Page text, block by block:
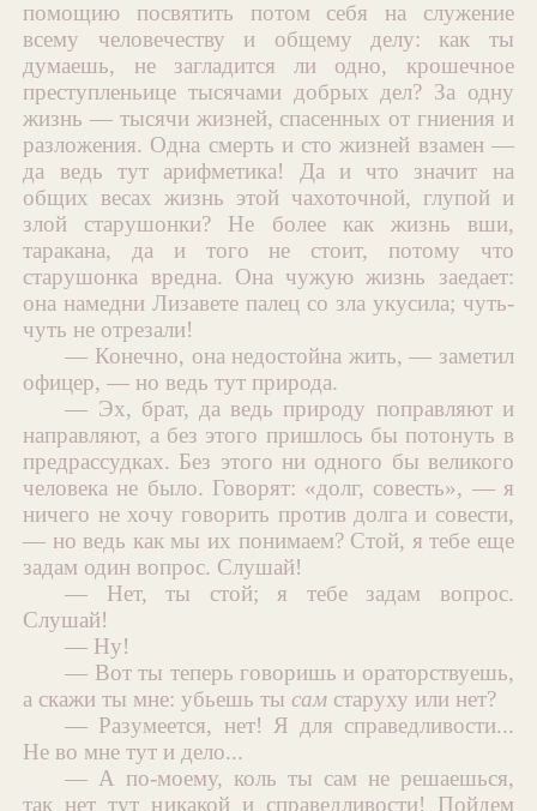
помощию посвятить потом себя на служение
всему человечеству и общему делу: как ты
думаешь, не загладится ли одно, крошечное
преступленьице тысячами добрых дел? За одну
жизнь — тысячи жизней, спасенных от гниения и
разложения. Одна смерть и сто жизней взамен —
да ведь тут арифметика! Да и что значит на
общих весах жизнь этой чахоточной, глупой и
злой старушонки? Не более как жизнь вши,
таракана, да и того не стоит, потому что
старушонка вредна. Она чужую жизнь заедает:
она намедни Лизавете палец со зла укусила; чуть-
чуть не отрезали!
— Конечно, она недостойна жить, — заметил
офицер, — но ведь тут природа.
— Эх, брат, да ведь природу поправляют и
направляют, а без этого пришлось бы потонуть в
предрассудках. Без этого ни одного бы великого
человека не было. Говорят: «долг, совесть», — я
ничего не хочу говорить против долга и совести,
— но ведь как мы их понимаем? Стой, я тебе еще
задам один вопрос. Слушай!
— Нет, ты стой; я тебе задам вопрос.
Слушай!
— Ну!
— Вот ты теперь говоришь и ораторствуешь,
а скажи ты мне: убьешь тысам старуху или нет?
— Разумеется, нет! Я для справедливости...
Не во мне тут и дело...
— А по-моему, коль ты сам не решаешься,
так нет тут никакой и справедливости! Пойдем